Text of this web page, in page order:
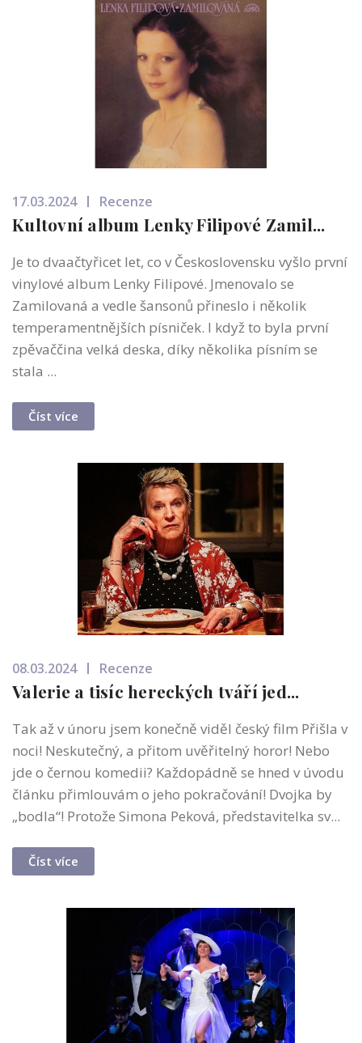
17.03.2024 Recenze
Kultovní album Lenky Filipové Zamil...
Je to dvaačtyřicet let, co v Československu vyšlo první
vinylové album Lenky Filipové. Jmenovalo se
Zamilovaná a vedle šansonů přineslo i několik
temperamentnějších písniček. I když to byla první
zpěvaččina velká deska, díky několika písním se
stala ...
Číst více
08.03.2024 Recenze
Valerie a tisíc hereckých tváří jed...
Tak až v únoru jsem konečně viděl český film Přišla v
noci! Neskutečný, a přitom uvěřitelný horor! Nebo
jde o černou komedii? Každopádně se hned v úvodu
článku přimlouvám o jeho pokračování! Dvojka by
„bodla“! Protože Simona Peková, představitelka sv...
Číst více